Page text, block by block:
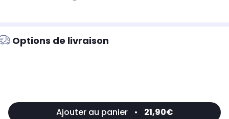
Options de livraison
Ajouter au panier • 21,90€